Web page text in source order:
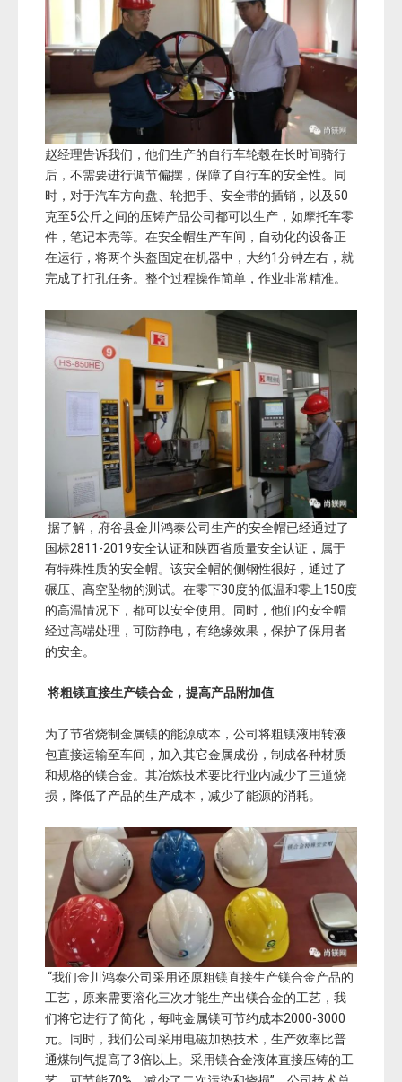
赵经理告诉我们，他们生产的自行车轮毂在长时间骑行
后，不需要进行调节偏摆，保障了自行车的安全性。同
时，对于汽车方向盘、轮把手、安全带的插销，以及50
克至5公斤之间的压铸产品公司都可以生产，如摩托车零
件，笔记本壳等。在安全帽生产车间，自动化的设备正
在运行，将两个头盔固定在机器中，大约1分钟左右，就
完成了打孔任务。整个过程操作简单，作业非常精准。
据了解，府谷县金川鸿泰公司生产的安全帽已经通过了
国标2811-2019安全认证和陕西省质量安全认证，属于
有特殊性质的安全帽。该安全帽的侧钢性很好，通过了
碾压、高空坠物的测试。在零下30度的低温和零上150度
的高温情况下，都可以安全使用。同时，他们的安全帽
经过高端处理，可防静电，有绝缘效果，保护了保用者
的安全。
将粗镁直接生产镁合金，提高产品附加值
为了节省烧制金属镁的能源成本，公司将粗镁液用转液
包直接运输至车间，加入其它金属成份，制成各种材质
和规格的镁合金。其冶炼技术要比行业内减少了三道烧
损，降低了产品的生产成本，减少了能源的消耗。
“我们金川鸿泰公司采用还原粗镁直接生产镁合金产品的
工艺，原来需要溶化三次才能生产出镁合金的工艺，我
们将它进行了简化，每吨金属镁可节约成本2000-3000
元。同时，我们公司采用电磁加热技术，生产效率比普
通煤制气提高了3倍以上。采用镁合金液体直接压铸的工